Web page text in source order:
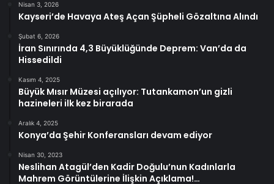
Nisan 3, 2026
Kayseri’de Havaya Ateş Açan Şüpheli Gözaltına Alındı
Şubat 6, 2026
İran Sınırında 4,3 Büyüklüğünde Deprem: Van’da da
Hissedildi
Kasım 4, 2025
Büyük Mısır Müzesi açılıyor: Tutankamon’un gizli
hazineleri ilk kez birarada
Aralık 4, 2025
Konya’da Şehir Konferansları devam ediyor
Nisan 30, 2023
Neslihan Atagül’den Kadir Doğulu’nun Kadınlarla
Mahrem Görüntülerine İlişkin Açıklama!…